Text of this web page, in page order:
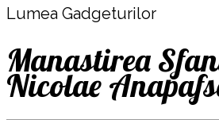
Lumea Gadgeturilor
Manastirea
Nicolae